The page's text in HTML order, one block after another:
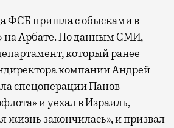
ФСБпришлас обысками в
на Арбате. По данным СМИ,
который ранее
компании Андрей
спецоперации Панов
и уехал в Израиль,
жизнь закончилась», и призвал